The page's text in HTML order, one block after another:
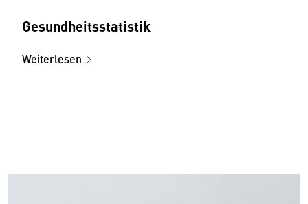
Gesundheitsstatistik
Weiterlesen